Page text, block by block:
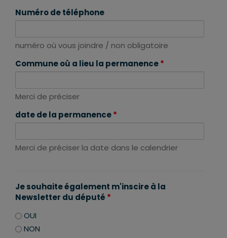
Numéro de téléphone
numéro où vous joindre / non obligatoire
Commune où a lieu la permanence*
Merci de préciser
date de la permanence*
Merci de préciser la date dans le calendrier
Je souhaite également m'inscire à la
Newsletter du député *
OUI
NON